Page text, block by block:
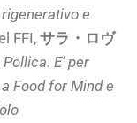
e
FFI,サラ・ロヴ
E’ per
Food for Mind e